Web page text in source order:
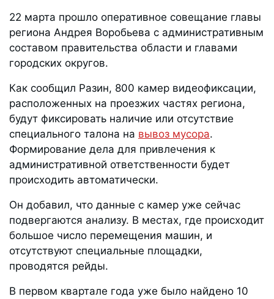
22 марта прошло оперативное совещание главы
региона Андрея Воробьева с административным
составом правительства области и главами
городских округов.
Как сообщил Разин, 800 камер видеофиксации,
расположенных на проезжих частях региона,
будут фиксировать наличие или отсутствие
специального талона на вывоз мусора.
Формирование дела для привлечения к
административной ответственности будет
происходить автоматически.
Он добавил, что данные с камер уже сейчас
подвергаются анализу. В местах, где происходит
большое число перемещения машин, и
отсутствуют специальные площадки,
проводятся рейды.
В первом квартале года уже было найдено 10